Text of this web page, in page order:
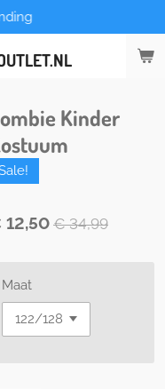
Kinder
12,50 € 34,99
Maat